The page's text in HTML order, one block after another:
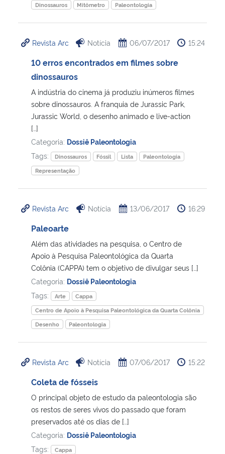
Dinossauros
Mitômetro Paleontologia
Revista Arc Notícia 06/07/2017 15:24
10 erros encontrados em filmes sobre
dinossauros
A indústria do cinema já produziu inúmeros filmes
sobre dinossauros. A franquia de Jurassic Park,
Jurassic World, o desenho animado e live-action
[…]
Categoria: Dossiê Paleontologia
Tags:
Dinossauros Fóssil Lista
Paleontologia
Representação
Revista Arc Notícia 13/06/2017 16:29
Paleoarte
Além das atividades na pesquisa, o Centro de
Apoio à Pesquisa Paleontológica da Quarta
Colônia (CAPPA) tem o objetivo de divulgar seus […]
Categoria: Dossiê Paleontologia
Tags:
Arte
Cappa
Centro de Apoio à Pesquisa Paleontológica da Quarta Colônia
Desenho
Paleontologia
Revista Arc Notícia 07/06/2017 15:22
Coleta de fósseis
O principal objeto de estudo da paleontologia são
os restos de seres vivos do passado que foram
preservados até os dias de […]
Categoria: Dossiê Paleontologia
Tags:
Cappa